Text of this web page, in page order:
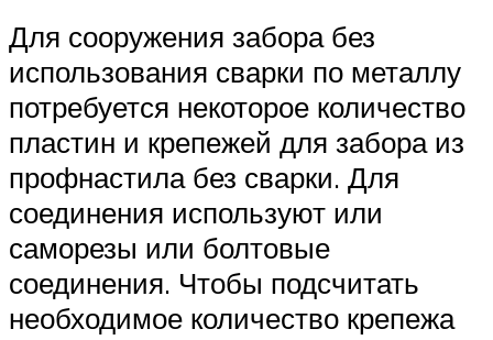
Для сооружения забора без
использования сварки по металлу
потребуется некоторое количество
пластин и крепежей для забора из
профнастила без сварки. Для
соединения используют или
саморезы или болтовые
соединения. Чтобы подсчитать
необходимое количество крепежа